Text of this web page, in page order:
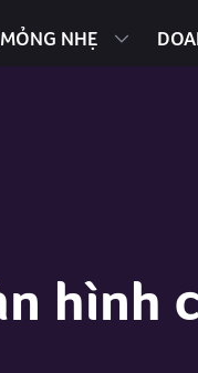
MỎNG NHẸ
hình